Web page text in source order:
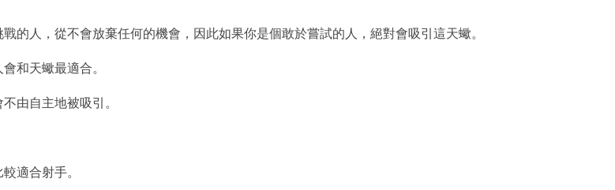
的人，從不會放棄任何的機會，因此如果你是個敢於嘗試的人，絕對會吸引這天蠍。
和天蠍最適合。
由自主地被吸引。
適合射手。